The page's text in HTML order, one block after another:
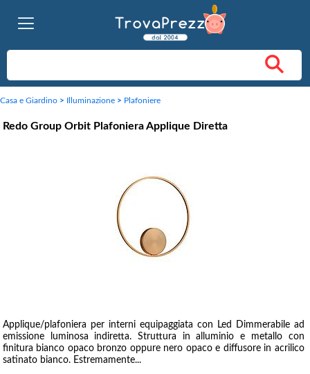
Casa e Giardino > Illuminazione > Plafoniere
Redo Group Orbit Plafoniera Applique Diretta
Applique/plafoniera per interni equipaggiata con Led Dimmerabile ad
emissione luminosa indiretta. Struttura in alluminio e metallo con
finitura bianco opaco bronzo oppure nero opaco e diffusore in acrilico
satinato bianco. Estremamente...